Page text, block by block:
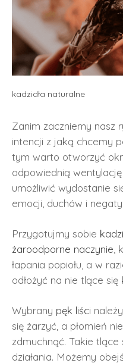
kadzidła naturalne
Zanim zaczniemy nasz
intencji z jaką chcemy
tym warto otworzyć
odpowiednią
umożliwić wydostanie
emocji, duchów i
Przygotujmy sobie
żaroodporne naczynie,
łapania popiołu, a w
odłożyć na nie tlące się
Wybrany pęk liści
się żarzyć, a płomień
zdmuchnąć. Takie tlące
działania. Możemy